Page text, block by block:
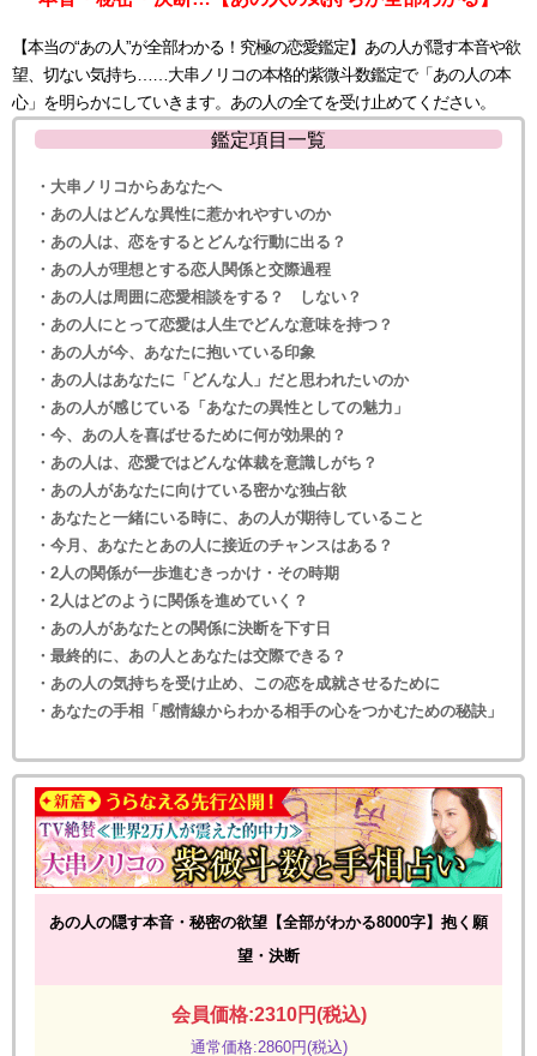
【本当の“あの人”が全部わかる！究極の恋愛鑑定】あの人が隠す本音や欲
望、切ない気持ち……大串ノリコの本格的紫微斗数鑑定で「あの人の本
心」を明らかにしていきます。あの人の全てを受け止めてください。
鑑定項目一覧
・大串ノリコからあなたへ
・あの人はどんな異性に惹かれやすいのか
・あの人は、恋をするとどんな行動に出る？
・あの人が理想とする恋人関係と交際過程
・あの人は周囲に恋愛相談をする？ しない？
・あの人にとって恋愛は人生でどんな意味を持つ？
・あの人が今、あなたに抱いている印象
・あの人はあなたに「どんな人」だと思われたいのか
・あの人が感じている「あなたの異性としての魅力」
・今、あの人を喜ばせるために何が効果的？
・あの人は、恋愛ではどんな体裁を意識しがち？
・あの人があなたに向けている密かな独占欲
・あなたと一緒にいる時に、あの人が期待していること
・今月、あなたとあの人に接近のチャンスはある？
・2人の関係が一歩進むきっかけ・その時期
・2人はどのように関係を進めていく？
・あの人があなたとの関係に決断を下す日
・最終的に、あの人とあなたは交際できる？
・あの人の気持ちを受け止め、この恋を成就させるために
・あなたの手相「感情線からわかる相手の心をつかむための秘訣」
あの人の隠す本音・秘密の欲望【全部がわかる8000字】抱く願
望・決断
会員価格:2310円(税込)
通常価格:2860円(税込)